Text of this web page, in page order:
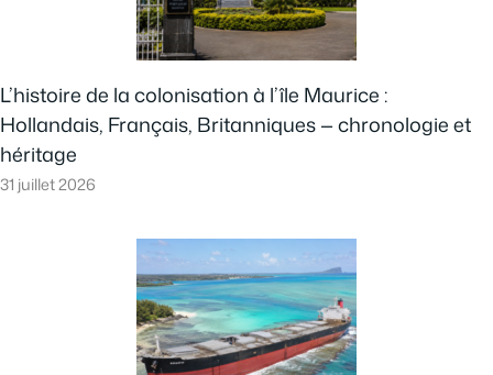
L’histoire de la colonisation à l’île Maurice :
Hollandais, Français, Britanniques — chronologie et
héritage
31 juillet 2026